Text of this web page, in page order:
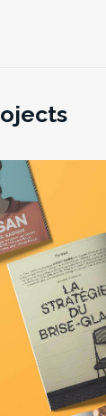
, Presse